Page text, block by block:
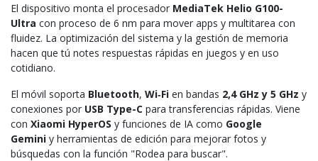
El dispositivo monta el procesador MediaTek Helio G100-
Ultra con proceso de 6 nm para mover apps y multitarea con
fluidez. La optimización del sistema y la gestión de memoria
hacen que tú notes respuestas rápidas en juegos y en uso
cotidiano.
El móvil soporta Bluetooth, Wi‑Fi en bandas 2,4 GHz y 5 GHz y
conexiones por USB Type-C para transferencias rápidas. Viene
con Xiaomi HyperOS y funciones de IA como Google
Gemini y herramientas de edición para mejorar fotos y
búsquedas con la función "Rodea para buscar".